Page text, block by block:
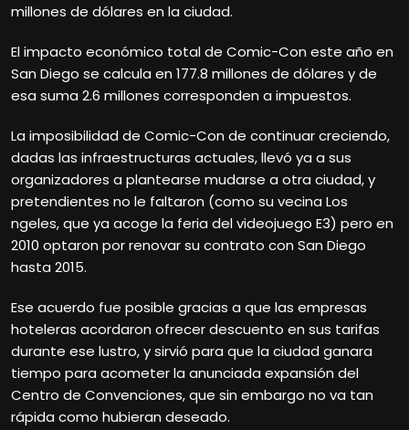
millones de dólares en la ciudad.
El impacto económico total de Comic-Con este año en
San Diego se calcula en 177.8 millones de dólares y de
esa suma 2.6 millones corresponden a impuestos.
La imposibilidad de Comic-Con de continuar creciendo,
dadas las infraestructuras actuales, llevó ya a sus
organizadores a plantearse mudarse a otra ciudad, y
pretendientes no le faltaron (como su vecina Los
ngeles, que ya acoge la feria del videojuego E3) pero en
2010 optaron por renovar su contrato con San Diego
hasta 2015.
Ese acuerdo fue posible gracias a que las empresas
hoteleras acordaron ofrecer descuento en sus tarifas
durante ese lustro, y sirvió para que la ciudad ganara
tiempo para acometer la anunciada expansión del
Centro de Convenciones, que sin embargo no va tan
rápida como hubieran deseado.